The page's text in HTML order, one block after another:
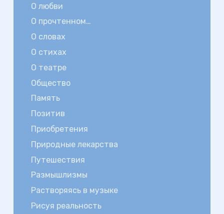
О любви
О прочтенном…
О словах
О стихах
О театре
Общество
Память
Позитив
Приобретения
Природные лекарства
Путешествия
Размышлизмы
Растворяясь в музыке
Рисуя реальность